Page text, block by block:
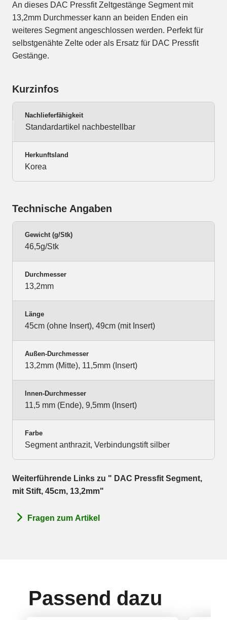
An dieses DAC Pressfit Zeltgestänge Segment mit
13,2mm Durchmesser kann an beiden Enden ein
weiteres Segment angeschlossen werden. Perfekt für
selbstgenähte Zelte oder als Ersatz für DAC Pressfit
Gestänge.
Kurzinfos
Nachlieferfähigkeit
Standardartikel nachbestellbar
Herkunftsland
Korea
Technische Angaben
Gewicht (g/Stk)
46,5g/Stk
Durchmesser
13,2mm
Länge
45cm (ohne Insert), 49cm (mit Insert)
Außen-Durchmesser
13,2mm (Mitte), 11,5mm (Insert)
Innen-Durchmesser
11,5 mm (Ende), 9,5mm (Insert)
Farbe
Segment anthrazit, Verbindungstift silber
Weiterführende Links zu " DAC Pressfit Segment,
mit Stift, 45cm, 13,2mm"
Fragen zum Artikel
Passend dazu